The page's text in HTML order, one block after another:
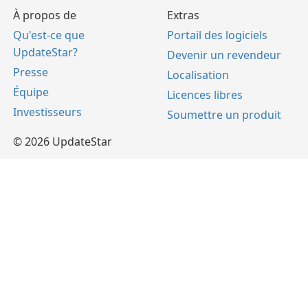
À propos de
Qu'est-ce que
UpdateStar?
Presse
Équipe
Investisseurs
Extras
Portail des logiciels
Devenir un revendeur
Localisation
Licences libres
Soumettre un produit
© 2026 UpdateStar